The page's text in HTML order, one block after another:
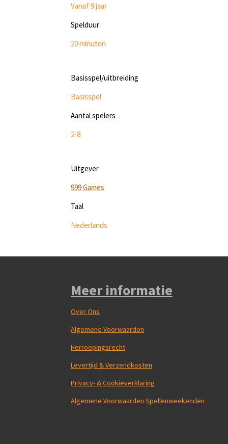
Vanaf 9 jaar
Spelduur
20 minuten
Basisspel/uitbreiding
Basisspel
Aantal spelers
2-8
Uitgever
999 Games
Taal
Nederlands
Meer informatie
Over Ons
Algemene Voorwaarden
Herroepingsrecht
Levertijd & Verzendkosten
Privacy- & Cookieverklaring
Algemene Voorwaarden Spellenweekenden